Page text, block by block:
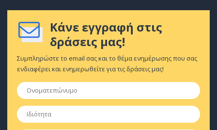
Κάνε εγγραφή στις
δράσεις μας!
Συμπληρώστε το email σας και το θέμα ενημέρωσης που σας
ενδιαφέρει και ενημερωθείτε για τις δράσεις μας!
Ονοματεπώνυμο
Ιδιότητα